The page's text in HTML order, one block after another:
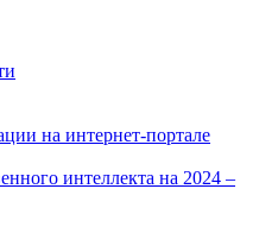
на интернет-портале
интеллекта на 2024 –